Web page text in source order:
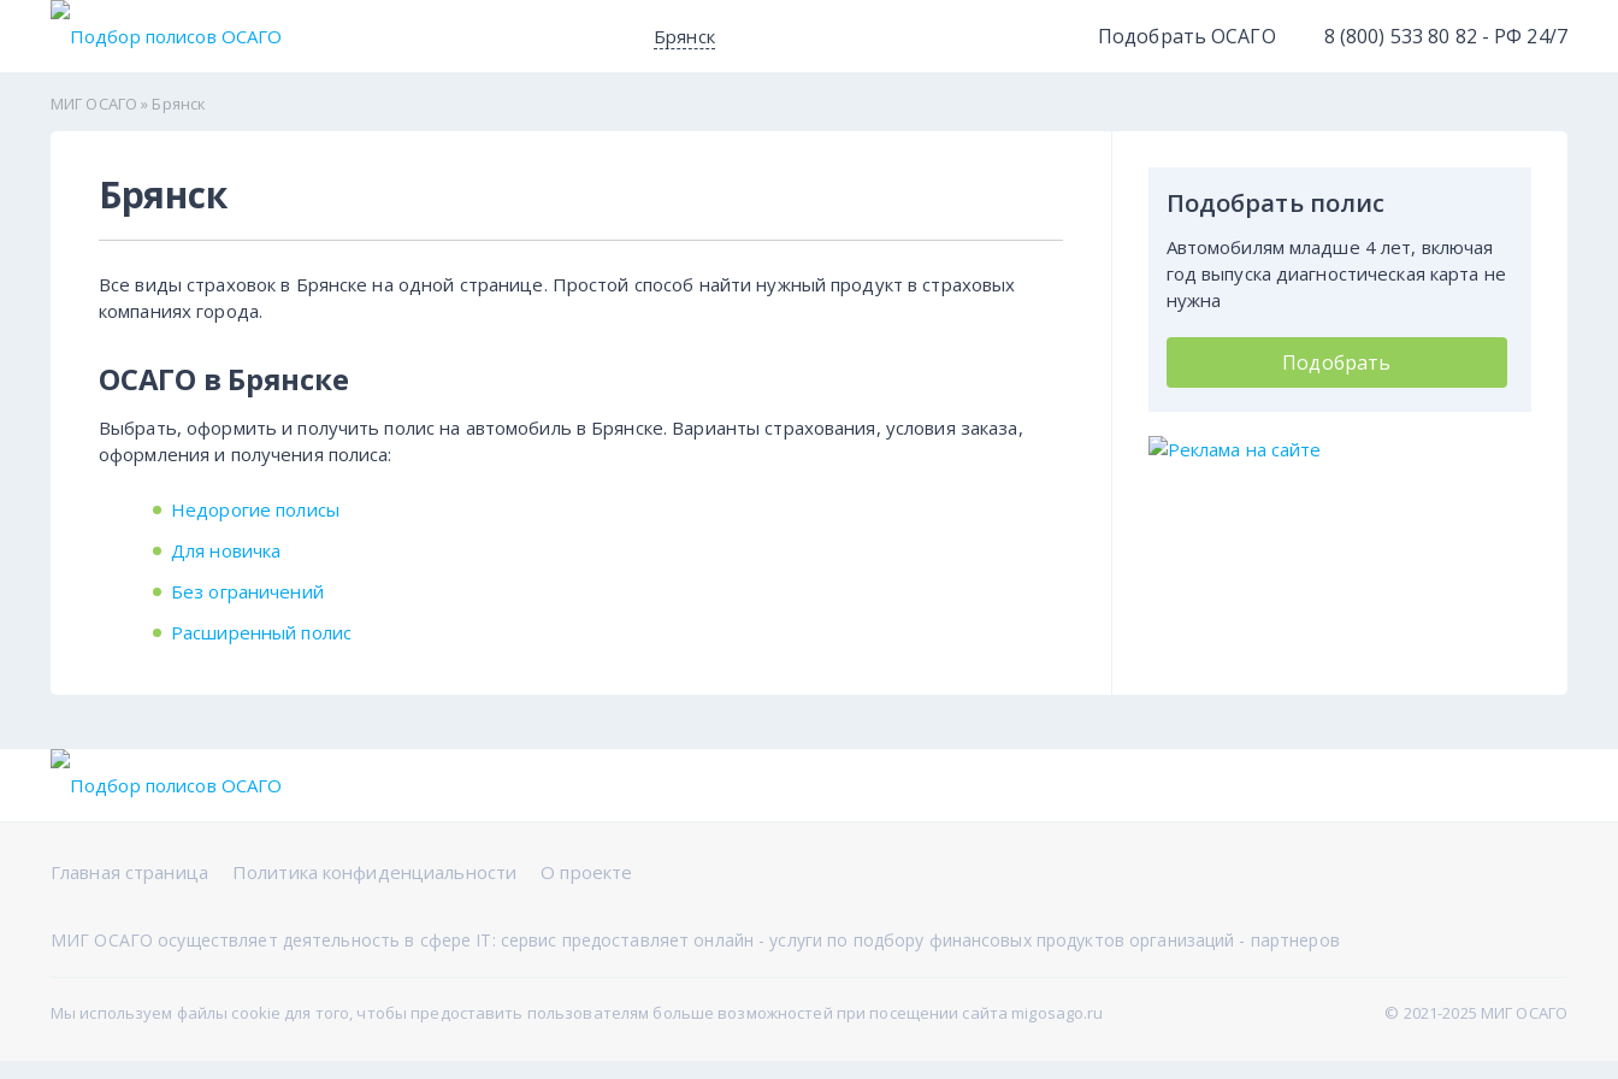
Брянск Подобрать ОСАГО 8 (800) 533 80 82 - РФ 24/7
МИГ ОСАГО » Брянск
Брянск
Все виды страховок в Брянске на одной странице. Простой способ найти нужный продукт в страховых
компаниях города.
ОСАГО в Брянске
Выбрать, оформить и получить полис на автомобиль в Брянске. Варианты страхования, условия заказа,
оформления и получения полиса:
Недорогие полисы
Для новичка
Без ограничений
Расширенный полис
Подобрать полис
Автомобилям младше 4 лет, включая
год выпуска диагностическая карта не
нужна
Подобрать
Главная страница Политика конфиденциальности О проекте
МИГ ОСАГО осуществляет деятельность в сфере IT: сервис предоставляет онлайн - услуги по подбору финансовых продуктов организаций - партнеров
Мы используем файлы cookie для того, чтобы предоставить пользователям больше возможностей при посещении сайта migosago.ru © 2021-2025 МИГ ОСАГО